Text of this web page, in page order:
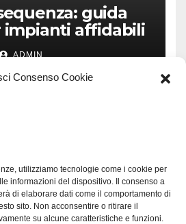
Consenso Cookie
utilizziamo tecnologie come i cookie per
informazioni del dispositivo. Il consenso a
di elaborare dati come il comportamento di
sito. Non acconsentire o ritirare il
su alcune caratteristiche e funzioni.
guida
impianti affidabili
ADMIN
alla scelta
ADMIN